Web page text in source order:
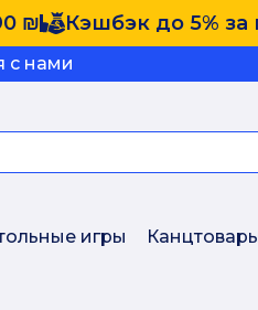
₪ Кэшбэк до 5% за
с нами
игры